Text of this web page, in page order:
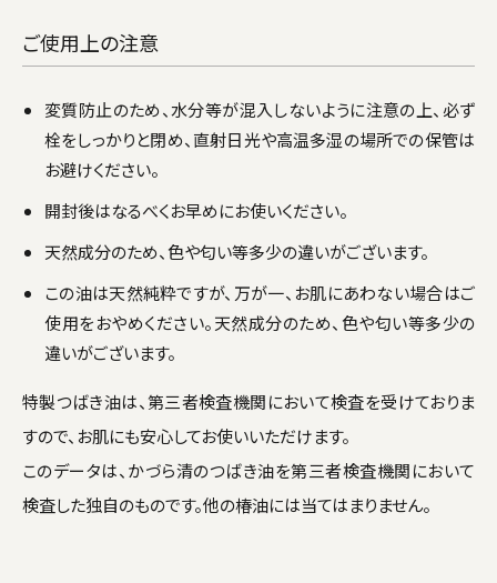
ご使用上の注意
変質防止のため、水分等が混入しないように注意の上、必ず
栓をしっかりと閉め、直射日光や高温多湿の場所での保管は
お避けください。
開封後はなるべくお早めにお使いください。
天然成分のため、色や匂い等多少の違いがございます。
この油は天然純粋ですが、万が一、お肌にあわない場合はご
使用をおやめください。天然成分のため、色や匂い等多少の
違いがございます。
特製つばき油は、第三者検査機関において検査を受けておりま
すので、お肌にも安心してお使いいただけます。
このデータは、かづら清のつばき油を第三者検査機関において
検査した独自のものです。他の椿油には当てはまりません。